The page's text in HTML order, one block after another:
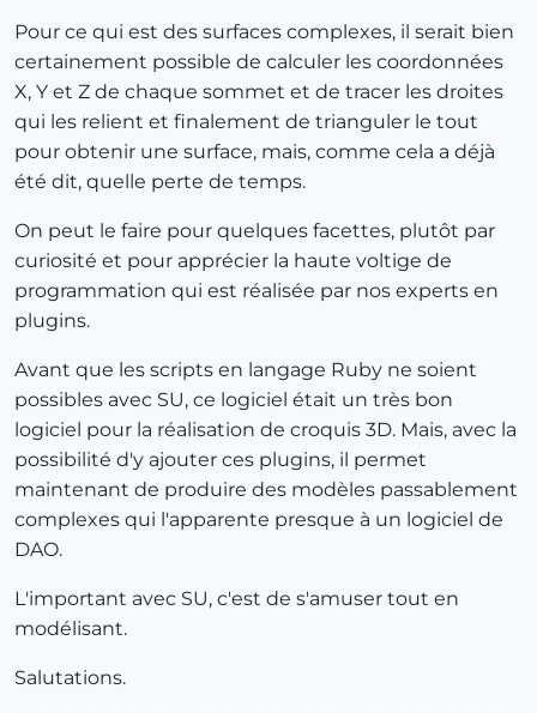
Pour ce qui est des surfaces complexes, il serait bien
certainement possible de calculer les coordonnées
X, Y et Z de chaque sommet et de tracer les droites
qui les relient et finalement de trianguler le tout
pour obtenir une surface, mais, comme cela a déjà
été dit, quelle perte de temps.
On peut le faire pour quelques facettes, plutôt par
curiosité et pour apprécier la haute voltige de
programmation qui est réalisée par nos experts en
plugins.
Avant que les scripts en langage Ruby ne soient
possibles avec SU, ce logiciel était un très bon
logiciel pour la réalisation de croquis 3D. Mais, avec la
possibilité d'y ajouter ces plugins, il permet
maintenant de produire des modèles passablement
complexes qui l'apparente presque à un logiciel de
DAO.
L'important avec SU, c'est de s'amuser tout en
modélisant.
Salutations.